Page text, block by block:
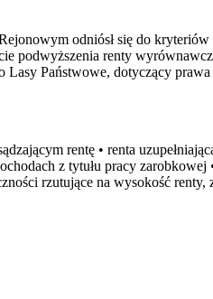
odniósł się do
renty
Państwowe, dotyczący
rentę • renta
z tytułu pracy
rzutujące na wysokość renty,